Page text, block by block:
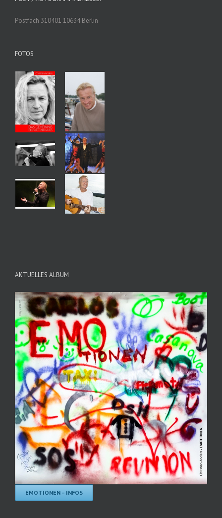
Postfach 310401 10634 Berlin
FOTOS
AKTUELLES ALBUM
EMOTIONEN – INFOS